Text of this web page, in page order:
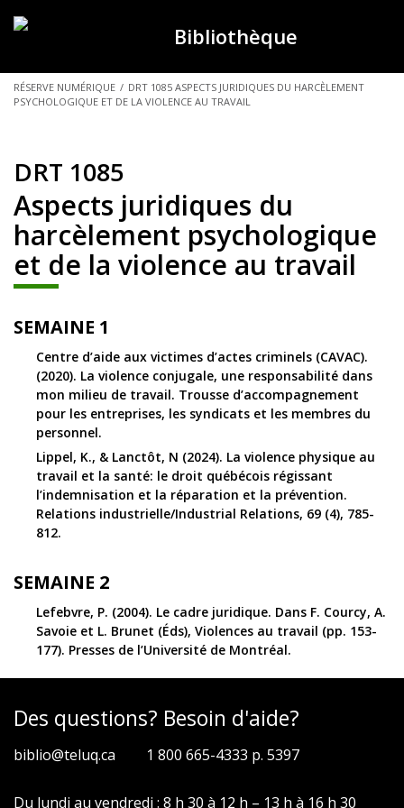
Bibliothèque
VOUS
ÊTES
RÉSERVE NUMÉRIQUE / DRT 1085 ASPECTS JURIDIQUES DU HARCÈLEMENT
PSYCHOLOGIQUE ET DE LA VIOLENCE AU TRAVAIL
DRT 1085
Aspects juridiques du
harcèlement psychologique
et de la violence au travail
SEMAINE 1
Centre d’aide aux victimes d’actes criminels (CAVAC).
(2020). La violence conjugale, une responsabilité dans
mon milieu de travail. Trousse d’accompagnement
pour les entreprises, les syndicats et les membres du
personnel.
Lippel, K., & Lanctôt, N (2024). La violence physique au
travail et la santé: le droit québécois régissant
l’indemnisation et la réparation et la prévention.
Relations industrielle/Industrial Relations, 69 (4), 785-
812.
SEMAINE 2
Lefebvre, P. (2004). Le cadre juridique. Dans F. Courcy, A.
Savoie et L. Brunet (Éds), Violences au travail (pp. 153-
177). Presses de l’Université de Montréal.
Des questions? Besoin d'aide?
biblio@teluq.ca 1 800 665-4333 p. 5397
Du lundi au vendredi : 8 h 30 à 12 h – 13 h à 16 h 30